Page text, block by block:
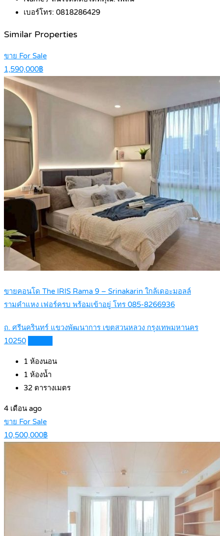
เบอร์โทร: 0818286429
Similar Properties
ขาย For Sale
1,590,000฿
ขายคอนโด The IRIS Rama 9 – Srinakarin ใกล้เดอะมอลล์
รามคำแหง เฟอร์ครบ พร้อมเข้าอยู่ โทร 085-8266936
ถ. ศรีนครินทร์ แขวงพัฒนาการ เขตสวนหลวง กรุงเทพมหานคร
10250
1 ห้องนอน
1 ห้องน้ำ
32 ตารางเมตร
4 เดือน ago
ขาย For Sale
10,500,000฿